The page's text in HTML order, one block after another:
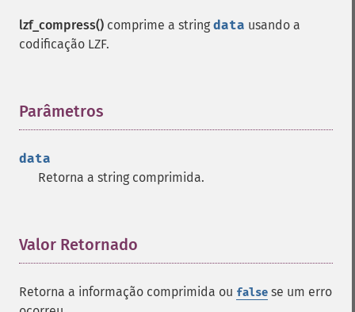
lzf_compress() comprime a string data usando a
codificação LZF.
Parâmetros
data
Retorna a string comprimida.
Valor Retornado
Retorna a informação comprimida ou false se um erro